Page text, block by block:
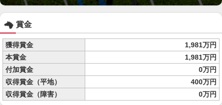
賞金
獲得賞金
1,981万円
本賞金
1,981万円
付加賞金
0万円
収得賞金（平地）
400万円
収得賞金（障害）
0万円